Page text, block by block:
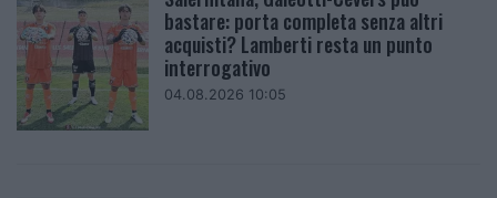
bastare: porta completa senza altri
acquisti? Lamberti resta un punto
interrogativo
04.08.2026 10:05